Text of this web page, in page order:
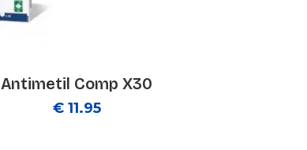
Antimetil Comp X30
€ 11.95